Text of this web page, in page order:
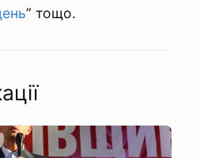
” тощо.